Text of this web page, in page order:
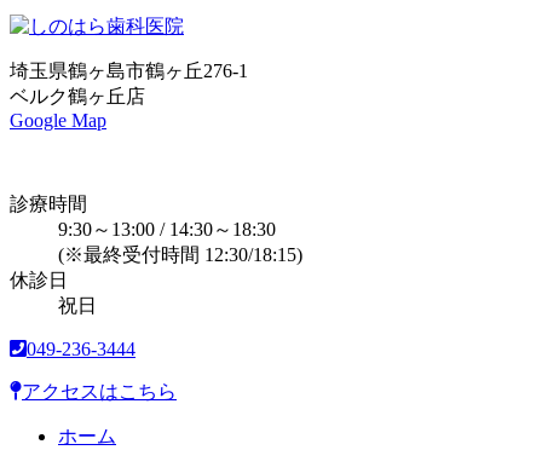
埼玉県鶴ヶ島市鶴ヶ丘276-1
ベルク鶴ヶ丘店
Google Map
診療時間
9:30～13:00 / 14:30～18:30
(※最終受付時間 12:30/18:15)
休診日
祝日
049-236-3444
アクセスはこちら
ホーム